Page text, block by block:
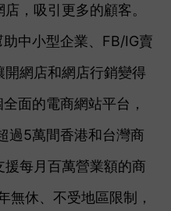
，吸引更多的顧客。
中小型企業、FB/IG賣
網店和網店行銷變得
面的電商網站平台，
過5萬間香港和台灣商
援每月百萬營業額的商
無休、不受地區限制，